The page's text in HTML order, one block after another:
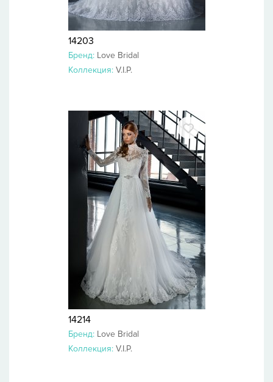
14203
Бренд: Love Bridal
Коллекция: V.I.P.
14214
Бренд: Love Bridal
Коллекция: V.I.P.